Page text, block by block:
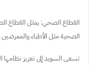
القطاع الصحي: يمثل القطاع
الصحية مثل الأطباء والممرضين
تسعى السويد إلى تعزيز